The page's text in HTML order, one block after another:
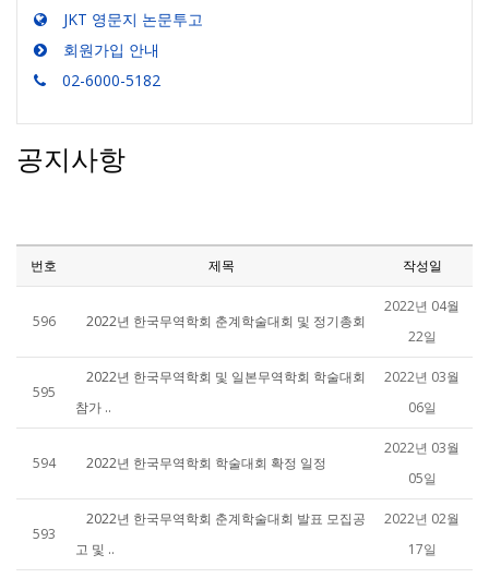
JKT 영문지 논문투고
회원가입 안내
02-6000-5182
공지사항
번호 제목 작성일
596 2022년 한국무역학회 춘계학술대회 및 정기총회
2022년 04월
22일
595
2022년 한국무역학회 및 일본무역학회 학술대회
참가 ..
2022년 03월
06일
594 2022년 한국무역학회 학술대회 확정 일정
2022년 03월
05일
593
2022년 한국무역학회 춘계학술대회 발표 모집공
고 및 ..
2022년 02월
17일